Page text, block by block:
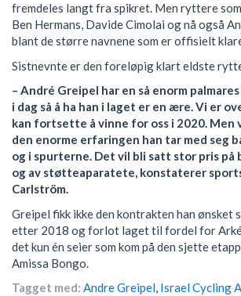
fremdeles langt fra spikret. Men ryttere
Ben Hermans, Davide Cimolai og nå også
blant de større navnene som er offisielt
Sistnevnte er den foreløpig klart eldste
– André Greipel har en så enorm
i dag så å ha han i laget er en ære. Vi er
kan fortsette å vinne for oss i 2020. Men
den enorme erfaringen han tar med seg
og i spurterne. Det vil bli satt stor pris på
og av støtteaparatete, konstaterer
Carlström.
Greipel fikk ikke den kontrakten han ønsket
etter 2018 og forlot laget til fordel for
det kun én seier som kom på den sjette
Amissa Bongo.
Tagget med: Andre Greipel, Israel Cycling